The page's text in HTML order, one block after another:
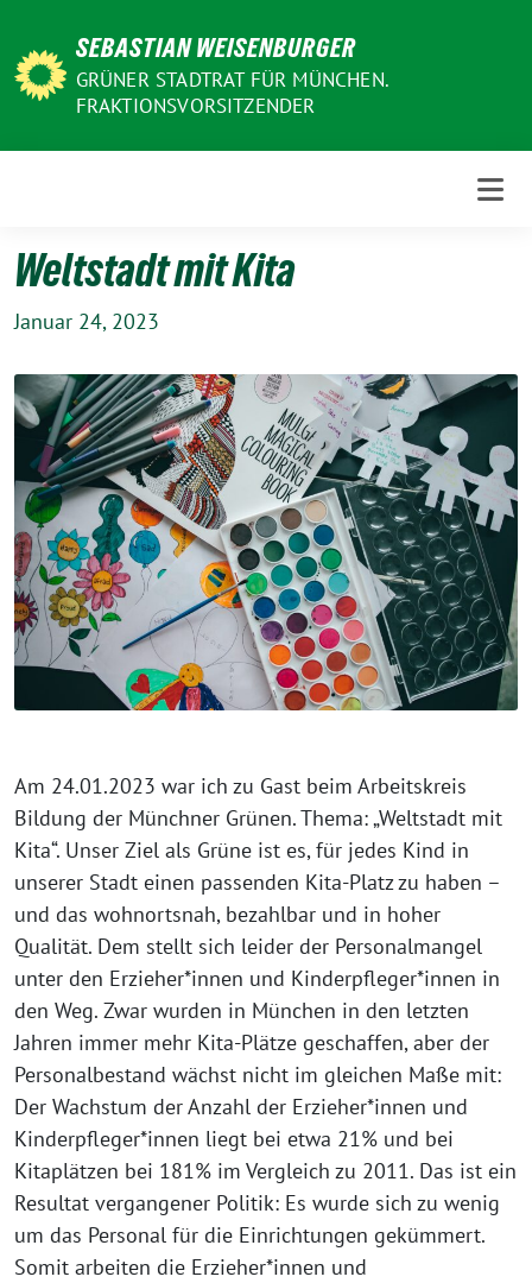
zum
Inhalt
SEBASTIAN WEISENBURGER
GRÜNER STADTRAT FÜR MÜNCHEN.
FRAKTIONSVORSITZENDER
Weltstadt mit Kita
Januar 24, 2023
Am 24.01.2023 war ich zu Gast beim Arbeitskreis
Bildung der Münchner Grünen. Thema: „Weltstadt mit
Kita“. Unser Ziel als Grüne ist es, für jedes Kind in
unserer Stadt einen passenden Kita-Platz zu haben –
und das wohnortsnah, bezahlbar und in hoher
Qualität. Dem stellt sich leider der Personalmangel
unter den Erzieher*innen und Kinderpfleger*innen in
den Weg. Zwar wurden in München in den letzten
Jahren immer mehr Kita-Plätze geschaffen, aber der
Personalbestand wächst nicht im gleichen Maße mit:
Der Wachstum der Anzahl der Erzieher*innen und
Kinderpfleger*innen liegt bei etwa 21% und bei
Kitaplätzen bei 181% im Vergleich zu 2011. Das ist ein
Resultat vergangener Politik: Es wurde sich zu wenig
um das Personal für die Einrichtungen gekümmert.
Somit arbeiten die Erzieher*innen und